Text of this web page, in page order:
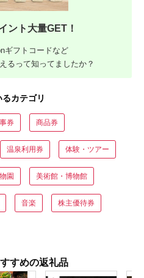
ント大量GET！
ギフトコードなど
るって知ってましたか？
カテゴリ
券 商品券
温泉利用券 体験・ツアー
園 美術館・博物館
音楽 株主優待券
すめの返礼品